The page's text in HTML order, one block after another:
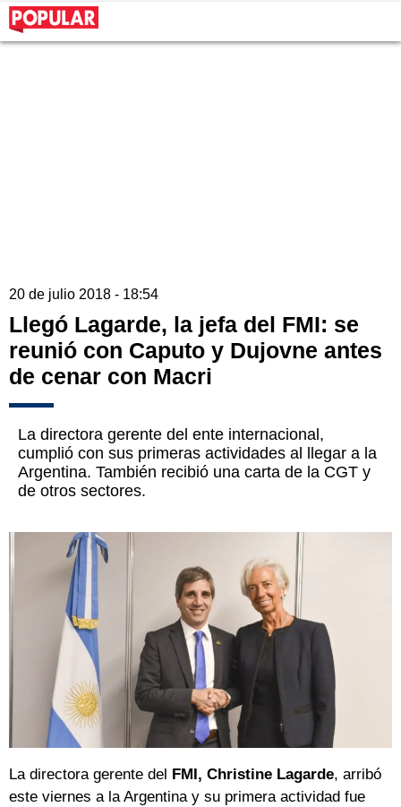
20 de julio 2018 - 18:54
Llegó Lagarde, la jefa del FMI: se
reunió con Caputo y Dujovne antes
de cenar con Macri
La directora gerente del ente internacional,
cumplió con sus primeras actividades al llegar a la
Argentina. También recibió una carta de la CGT y
de otros sectores.
La directora gerente del FMI, Christine Lagarde, arribó
este viernes a la Argentina y su primera actividad fue